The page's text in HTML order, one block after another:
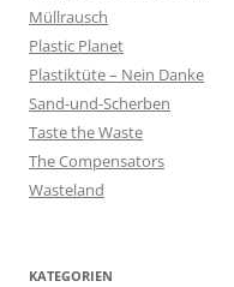
Müllrausch
Plastic Planet
Plastiktüte – Nein Danke
Sand-und-Scherben
Taste the Waste
The Compensators
Wasteland
KATEGORIEN